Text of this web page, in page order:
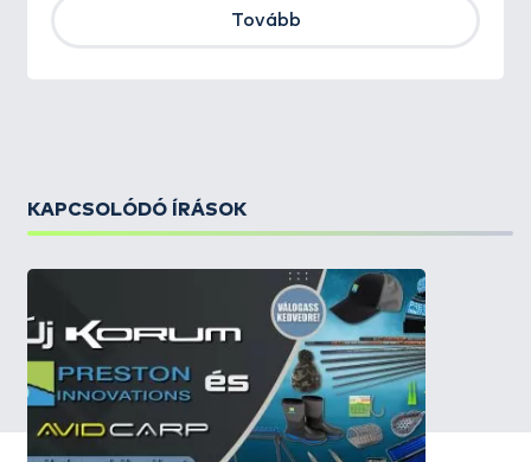
Tovább
KAPCSOLÓDÓ ÍRÁSOK